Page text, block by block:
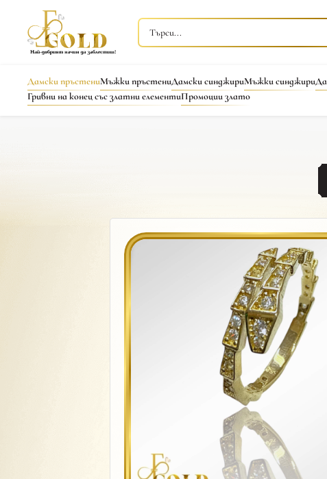
Дамски пръстениМъжки пръстениДамски синджириМъжки синджири
Гривни на конец със златни елементиПромоции злато